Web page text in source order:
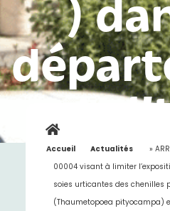
de
Accueil »
Actualités »
00004 visant à limiter
soies urticantes des chenilles
(Thaumetopoea pityocampa)